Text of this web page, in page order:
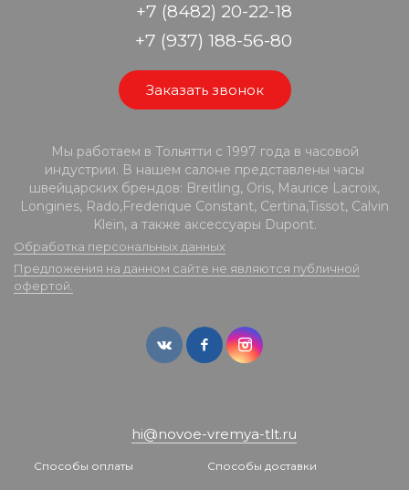
+7 (8482) 20-22-18
+7 (937) 188-56-80
Заказать звонок
Мы работаем в Тольятти с 1997 года в часовой
индустрии. В нашем салоне представлены часы
швейцарских брендов: Breitling, Oris, Maurice Lacroix,
Longines, Rado,Frederique Constant, Certina,Tissot, Calvin
Klein, а также аксессуары Dupont.
Обработка персональных данных
Предложения на данном сайте не являются публичной
офертой.
hi@novoe-vremya-tlt.ru
Способы оплаты Способы доставки